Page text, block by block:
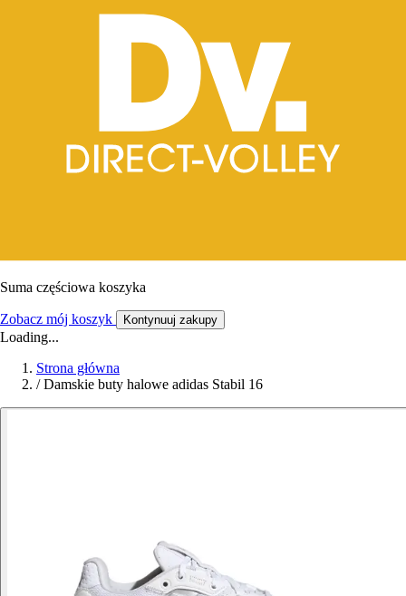
Suma częściowa koszyka
Zobacz mój koszyk Kontynuuj zakupy
Loading...
Strona główna
/ Damskie buty halowe adidas Stabil 16